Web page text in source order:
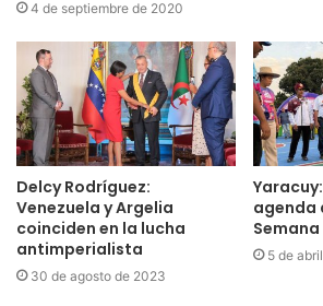
4 de septiembre de 2020
Delcy Rodríguez:
Venezuela y Argelia
coinciden en la lucha
antimperialista
30 de agosto de 2023
agenda
5 de